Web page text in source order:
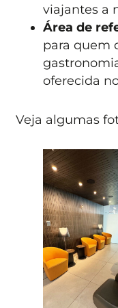
viajantes a
Área de
para quem
oferecida
Veja algumas